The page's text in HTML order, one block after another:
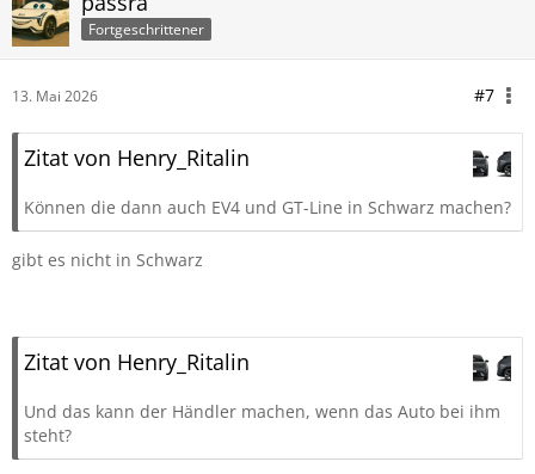
Fortgeschrittener
13. Mai 2026 #7
Zitat von Henry_Ritalin
Können die dann auch EV4 und GT-Line in Schwarz machen?
gibt es nicht in Schwarz
Zitat von Henry_Ritalin
Und das kann der Händler machen, wenn das Auto bei ihm
steht?